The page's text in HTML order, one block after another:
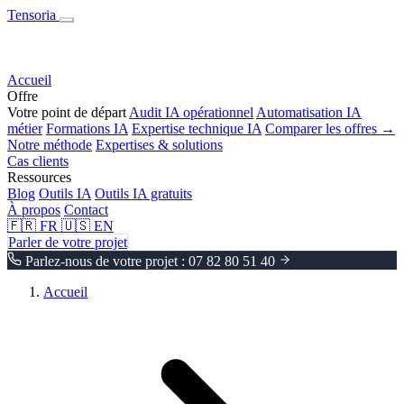
Tensoria
Accueil
Offre
Votre point de départ Audit IA opérationnel Automatisation IA
métier Formations IA Expertise technique IA Comparer les offres →
Notre méthode Expertises & solutions
Cas clients
Ressources
Blog Outils IA Outils IA gratuits
À propos Contact
🇫🇷 FR 🇺🇸 EN
Parler de votre projet
Parlez-nous de votre projet : 07 82 80 51 40
Accueil